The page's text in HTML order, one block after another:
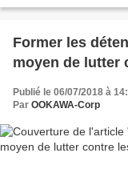
Former les
moyen de lutter
Publié le 06/07/2018 à
Par OOKAWA-Corp